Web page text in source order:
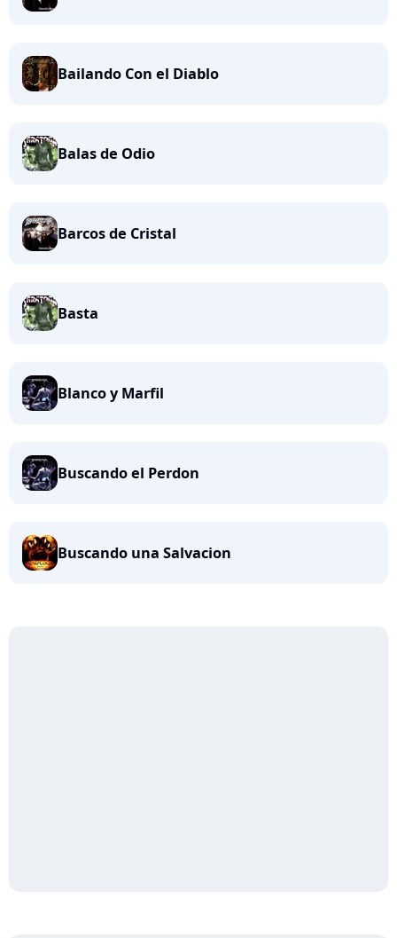
Bailando Con el Diablo
Balas de Odio
Barcos de Cristal
Basta
Blanco y Marfil
Buscando el Perdon
Buscando una Salvacion